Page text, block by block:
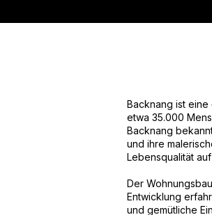
Backnang ist eine
etwa 35.000
Backnang
und ihre
Lebensqualität
Der
Entwicklung
und gemütliche